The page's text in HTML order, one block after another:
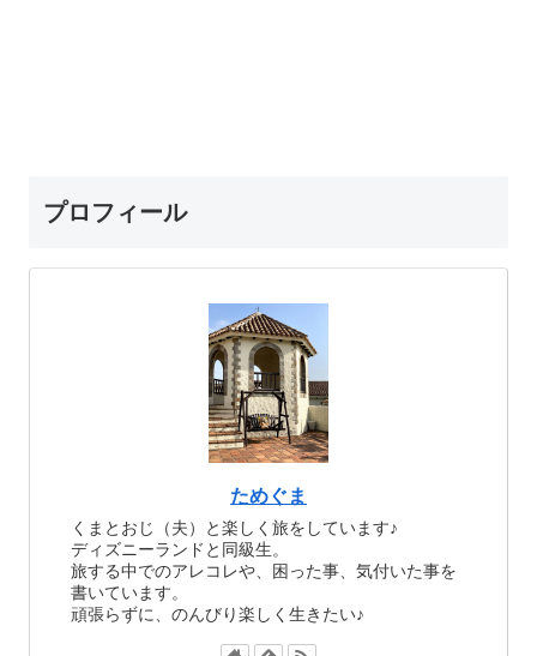
プロフィール
ためぐま
くまとおじ（夫）と楽しく旅をしています♪
ディズニーランドと同級生。
旅する中でのアレコレや、困った事、気付いた事を
書いています。
頑張らずに、のんびり楽しく生きたい♪